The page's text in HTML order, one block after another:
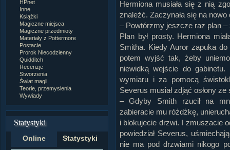
HPnet
Inne
Książki
Magiczne miejsca
Magiczne przedmioty
Materiały z Pottermore
Postacie
Prorok Niecodzienny
Quidditch
Recenzje
Stworzenia
Świat magii
Teorie, przemyslenia
Wywiady
Statystyki
Online Statystyki
Hermiona musiała się z nią
znaleźć. Zaczynała się na nowo
– Powtórzmy jeszcze raz plan –
Plan był prosty. Hermiona
Smitha. Kiedy Auror zapuka
potem wyjść tak, żeby
niewidką wejście do
wymiaru i za pomocą
Severus musiał zdjąć osłony
– Gdyby Smith rzucił na
zabieracie mu różdżkę,
i blokujecie drzwi. I zmuszacie
powiedział Severus,
nie ma pod drzwiami nikogo